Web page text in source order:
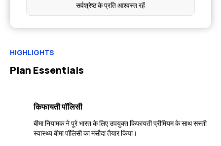
सर्वश्रेष्ठ के प्रति आश्वस्त रहें
HIGHLIGHTS
Plan Essentials
किफायती पॉलिसी
बीमा नियामक ने पूरे भारत के लिए उपयुक्त किफायती प्रीमियम के साथ सस्ती
स्वास्थ्य बीमा पॉलिसी का मसौदा तैयार किया।